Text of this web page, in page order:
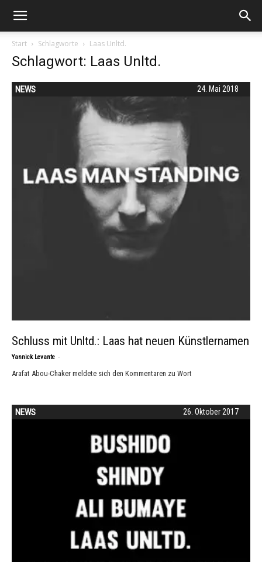
Start Schlagworte Laas Unltd.
Schlagwort: Laas Unltd.
24. Mai 2018
NEWS
Schluss mit Unltd.: Laas hat neuen Künstlernamen
Yannick Levante -
Arafat Abou-Chaker meldete sich den Kommentaren zu Wort
26. Oktober 2017
NEWS